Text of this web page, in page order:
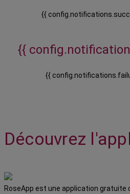
{{
{{
{{
Découvrez
RoseApp est une application gratuite